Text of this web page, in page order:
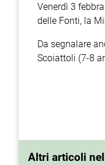
Venerdì 3
delle Fonti, la
Da segnalare
Scoiattoli (7-8
Altri articoli